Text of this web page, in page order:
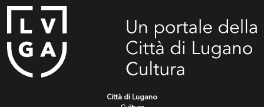
Città di Lugano